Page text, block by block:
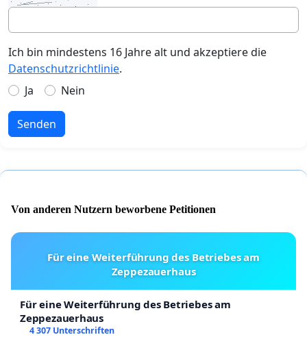
Ich bin mindestens 16 Jahre alt und akzeptiere die
Datenschutzrichtlinie.
Ja
Nein
Senden
Von anderen Nutzern beworbene Petitionen
Für eine Weiterführung des Betriebes am
Zeppezauerhaus
Für eine Weiterführung des Betriebes am
Zeppezauerhaus
4 307 Unterschriften